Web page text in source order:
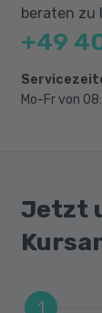
und
beraten zu
+49
Mo-Fr von
Jetzt
1